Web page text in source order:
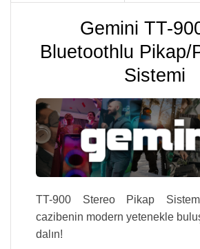
Gemini TT-
Bluetoothlu Pikap/
Sistemi
TT-900 Stereo Pikap
cazibenin modern yetenekle
dalın!